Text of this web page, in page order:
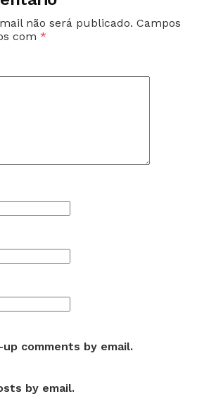
não será publicado. Campos
com *
comments by email.
by email.